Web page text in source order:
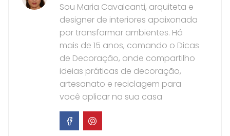
Sou Maria Cavalcanti, arquiteta e
designer de interiores apaixonada
por transformar ambientes. Há
mais de 15 anos, comando o Dicas
de Decoração, onde compartilho
ideias práticas de decoração,
artesanato e reciclagem para
você aplicar na sua casa